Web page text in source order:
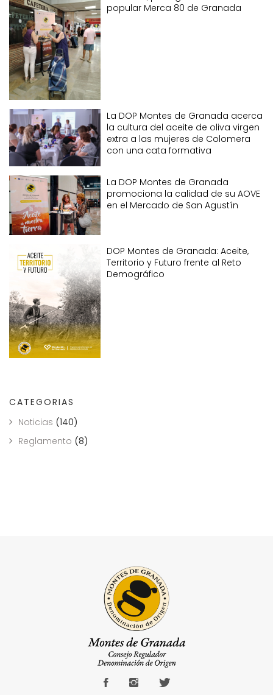
popular Merca 80 de Granada
La DOP Montes de Granada acerca
la cultura del aceite de oliva virgen
extra a las mujeres de Colomera
con una cata formativa
La DOP Montes de Granada
promociona la calidad de su AOVE
en el Mercado de San Agustín
DOP Montes de Granada: Aceite,
Territorio y Futuro frente al Reto
Demográfico
CATEGORIAS
Noticias (140)
Reglamento (8)